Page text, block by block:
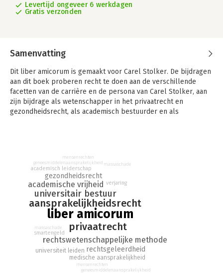
Levertijd ongeveer 6 werkdagen
Gratis verzonden
Samenvatting
Dit liber amicorum is gemaakt voor Carel Stolker. De bijdragen
aan dit boek proberen recht te doen aan de verschillende
facetten van de carrière en de persona van Carel Stolker, aan
zijn bijdrage als wetenschapper in het privaatrecht en
gezondheidsrecht, als academisch bestuurder en als
liber amicorum
aansprakelijkheidsrecht
privaatrecht
universitair bestuur
rechtswetenschappelijke methode
academische vrijheid
gezondheidsrecht
rechtsgeleerdheid
medische aansprakelijkheid
universiteit leiden
smartengeld
verjaring
academisch leiderschap
mensenrechten
massaschade
geneesmiddelenaansprakelijkheid
mensenrechten
massaschade
geneesmiddelenaansprakelijkheid